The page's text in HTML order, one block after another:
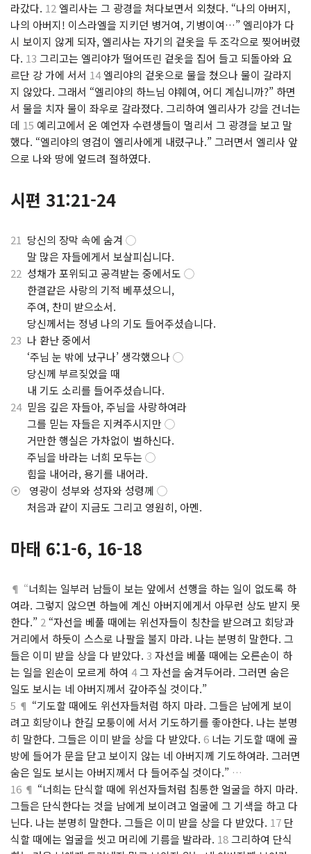
라갔다. 12 엘리사는 그 광경을 쳐다보면서 외쳤다. “나의 아버지,
나의 아버지! 이스라엘을 지키던 병거여, 기병이여…” 엘리야가 다
시 보이지 않게 되자, 엘리사는 자기의 겉옷을 두 조각으로 찢어버렸
다. 13 그리고는 엘리야가 떨어뜨린 겉옷을 집어 들고 되돌아와 요
르단 강 가에 서서 14엘리야의 겉옷으로 물을 쳤으나 물이 갈라지
지 않았다. 그래서 “엘리야의 하느님 야훼여, 어디 계십니까?” 하면
서 물을 치자 물이 좌우로 갈라졌다. 그리하여 엘리사가 강을 건너는
데 15 예리고에서 온 예언자 수련생들이 멀리서 그 광경을 보고 말
했다. “엘리야의 영검이 엘리사에게 내렸구나.” 그러면서 엘리사 앞
으로 나와 땅에 엎드려 절하였다.
시편 31:21-24
21 당신의 장막 속에 숨겨 ◯
말 많은 자들에게서 보살피십니다.
22 성채가 포위되고 공격받는 중에서도 ◯
한결같은 사랑의 기적 베푸셨으니,
주여, 찬미 받으소서.
당신께서는 정녕 나의 기도 들어주셨습니다.
23 나 환난 중에서
‘주님 눈 밖에 났구나’ 생각했으나◯
당신께 부르짖었을 때
내 기도 소리를 들어주셨습니다.
24믿음 깊은 자들아, 주님을 사랑하여라
그를 믿는 자들은 지켜주시지만 ◯
거만한 행실은 가차없이 벌하신다.
주님을 바라는 너희 모두는 ◯
힘을 내어라, 용기를 내어라.
⦿ 영광이 성부와 성자와 성령께 ◯
처음과 같이 지금도 그리고 영원히, 아멘.
마태 6:1-6, 16-18
¶ “너희는 일부러 남들이 보는 앞에서 선행을 하는 일이 없도록 하
여라. 그렇지 않으면 하늘에 계신 아버지에게서 아무런 상도 받지 못
한다.” 2 “자선을 베풀 때에는 위선자들이 칭찬을 받으려고 회당과
거리에서 하듯이 스스로 나팔을 불지 마라. 나는 분명히 말한다. 그
들은 이미 받을 상을 다 받았다. 3 자선을 베풀 때에는 오른손이 하
는 일을 왼손이 모르게 하여 4그 자선을 숨겨두어라. 그러면 숨은
일도 보시는 네 아버지께서 갚아주실 것이다.”
5 ¶ “기도할 때에도 위선자들처럼 하지 마라. 그들은 남에게 보이
려고 회당이나 한길 모퉁이에 서서 기도하기를 좋아한다. 나는 분명
히 말한다. 그들은 이미 받을 상을 다 받았다. 6 너는 기도할 때에 골
방에 들어가 문을 닫고 보이지 않는 네 아버지께 기도하여라. 그러면
숨은 일도 보시는 아버지께서 다 들어주실 것이다.” …
16 ¶ “너희는 단식할 때에 위선자들처럼 침통한 얼굴을 하지 마라.
그들은 단식한다는 것을 남에게 보이려고 얼굴에 그 기색을 하고 다
닌다. 나는 분명히 말한다. 그들은 이미 받을 상을 다 받았다. 17 단
식할 때에는 얼굴을 씻고 머리에 기름을 발라라. 18그리하여 단식